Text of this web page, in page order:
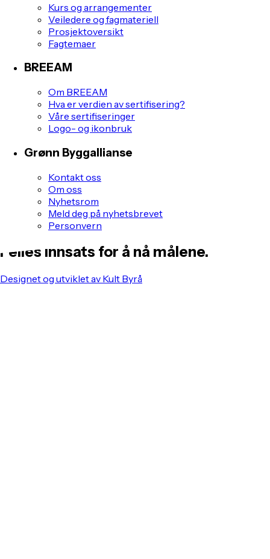
Kurs og arrangementer
Veiledere og fagmateriell
Prosjektoversikt
Fagtemaer
BREEAM
Om BREEAM
Hva er verdien av sertifisering?
Våre sertifiseringer
Logo- og ikonbruk
Grønn Byggallianse
Kontakt oss
Om oss
Nyhetsrom
Meld deg på nyhetsbrevet
Personvern
Felles innsats for å nå målene.
Designet og utviklet av Kult Byrå